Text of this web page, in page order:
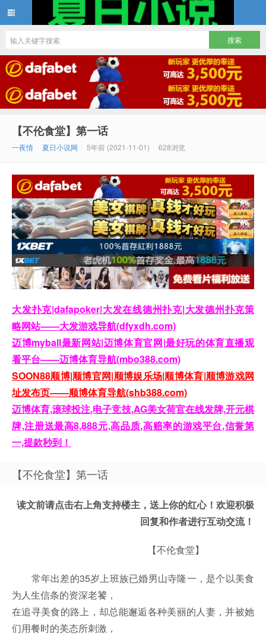
夏日小说
【不伦食堂】第一话
一夜情 夏日小说网 5年前 (2021-11-01) 628浏览
大发扑克|dafapoker|大发在线德州扑克|大发德州扑克策
略网站——大发游戏导航(dfyxdh.com)
迈博myball最新网站|迈博体育官网|最好玩的体育直播观
看平台——迈博体育导航(mbo388.com)
SOON88顺博|顺博官网|顺博娱乐场|顺博体育|顺博游戏网
址发布页——顺博体育导航(shb388.com)
迈博体育,滚球投注,电子竞技,AG美女荷官在线发牌,开元棋
牌,注册送最高8,888元,高品质,高赔率的游戏平台,信誉第
一,提款秒到！
【不伦食堂】第一话
读文前请点击右上角支持楼主，送上你的红心！欢迎积极
回复和作者进行互动交流！
【不伦食堂】
常年出差的35岁上班族已婚男山寺隆一，是个以美食
为人生信条的资深老饕，
在追寻美食的路上，却总能邂逅各种美丽的人妻，并被她
们用餐时的美态所刺激，